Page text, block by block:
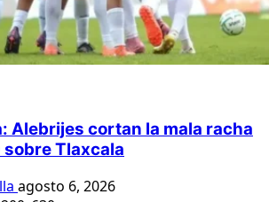
Alebrijes cortan la mala racha
Tlaxcala
agosto 6, 2026